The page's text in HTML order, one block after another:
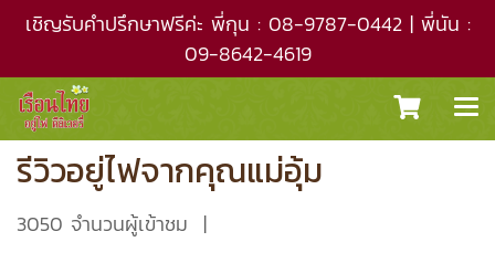
เชิญรับคำปรึกษาฟรีค่ะ พี่กุน : 08-9787-0442 | พี่นัน :
09-8642-4619
รีวิวอยู่ไฟจากคุณแม่อุ้ม
3050 จำนวนผู้เข้าชม |